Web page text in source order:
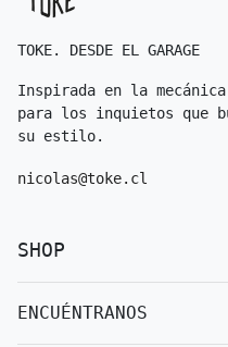
TOKE. DESDE EL GARAGE
Inspirada en la
para los inquietos que
su estilo.
nicolas@toke.cl
SHOP
ENCUÉNTRANOS